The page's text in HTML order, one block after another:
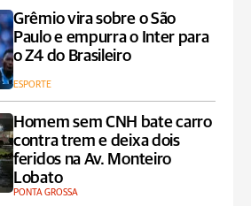
Grêmio vira sobre o São
Paulo e empurra o Inter para
o Z4 do Brasileiro
ESPORTE
Homem sem CNH bate carro
contra trem e deixa dois
feridos na Av. Monteiro
Lobato
PONTA GROSSA